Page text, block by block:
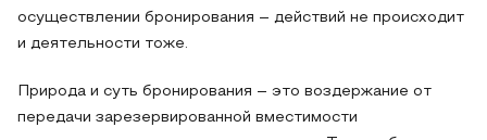
осуществлении бронирования – действий не происходит
и деятельности тоже.
Природа и суть бронирования – это воздержание от
передачи зарезервированной вместимости